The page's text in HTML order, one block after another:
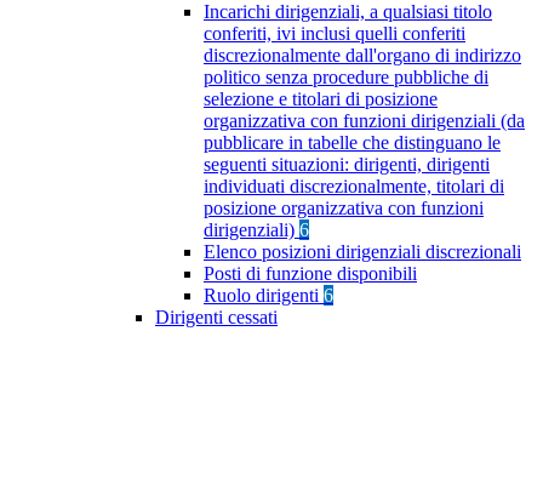
Incarichi dirigenziali, a qualsiasi titolo
conferiti, ivi inclusi quelli conferiti
discrezionalmente dall'organo di indirizzo
politico senza procedure pubbliche di
selezione e titolari di posizione
organizzativa con funzioni dirigenziali (da
pubblicare in tabelle che distinguano le
seguenti situazioni: dirigenti, dirigenti
individuati discrezionalmente, titolari di
posizione organizzativa con funzioni
dirigenziali) 6
Elenco posizioni dirigenziali discrezionali
Posti di funzione disponibili
Ruolo dirigenti 6
Dirigenti cessati